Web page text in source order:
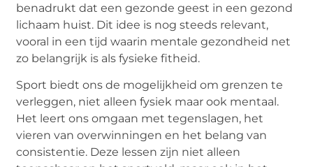
benadrukt dat een gezonde geest in een gezond
lichaam huist. Dit idee is nog steeds relevant,
vooral in een tijd waarin mentale gezondheid net
zo belangrijk is als fysieke fitheid.
Sport biedt ons de mogelijkheid om grenzen te
verleggen, niet alleen fysiek maar ook mentaal.
Het leert ons omgaan met tegenslagen, het
vieren van overwinningen en het belang van
consistentie. Deze lessen zijn niet alleen